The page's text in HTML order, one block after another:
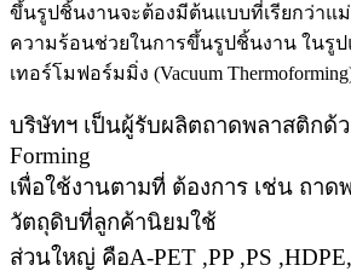
ขึ้นรูปชิ้นงานจะต้องมีต้นแบบที่เรียกว่าแ
ความร้อนช่วยในการขึ้นรูปชิ้นงาน ในรู
เทอร์โมฟอร์มมิ่ง (Vacuum
บริษัทฯ เป็นผู้รับผลิตถาดพลาสติกด้ว
Forming
เพื่อใช้งานตามที่ ต้องการ เช่น ถาด
วัตถุดิบที่ลูกค้านิยมใช้
ส่วนใหญ่ คือA-PET ,PP ,PS